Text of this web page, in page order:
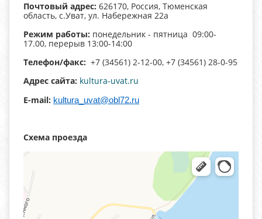
Почтовый адрес: 626170, Россия, Тюменская
область, с.Уват, ул. Набережная 22а
Режим работы: понедельник - пятница 09:00-
17.00, перерыв 13:00-14:00
Телефон/факс: +7 (34561) 2-12-00, +7 (34561) 28-0-95
Адрес сайта: kultura-uvat.ru
E-mail: kultura_uvat@obl72.ru
Схема проезда